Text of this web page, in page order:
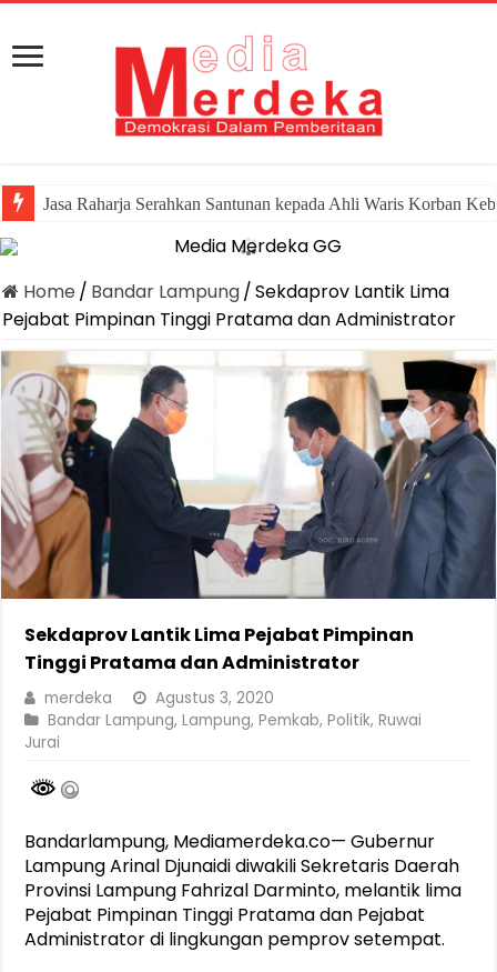
Jasa Raharja Serahkan Santunan kepada Ahli Waris Korban
Home / Bandar Lampung/Sekdaprov Lantik Lima
Pejabat Pimpinan Tinggi Pratama dan Administrator
Sekdaprov Lantik Lima Pejabat Pimpinan
Tinggi Pratama dan Administrator
merdeka
Agustus 3, 2020
Bandar Lampung,Lampung,Pemkab,Politik,Ruwai
Jurai
Bandarlampung, Mediamerdeka.co— Gubernur
Lampung Arinal Djunaidi diwakili Sekretaris Daerah
Provinsi Lampung Fahrizal Darminto, melantik lima
Pejabat Pimpinan Tinggi Pratama dan Pejabat
Administrator di lingkungan pemprov setempat.